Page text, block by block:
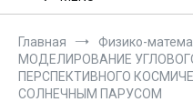
Главная
Физико-
МОДЕЛИРОВАНИЕ
ПЕРСПЕКТИВНОГО
СОЛНЕЧНЫМ ПАРУСОМ